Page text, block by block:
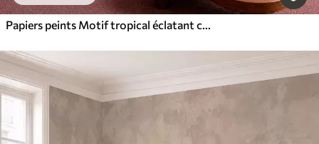
Papiers peints Motif tropical éclatant composé de fleurs, de feuilles et de fruits colorés